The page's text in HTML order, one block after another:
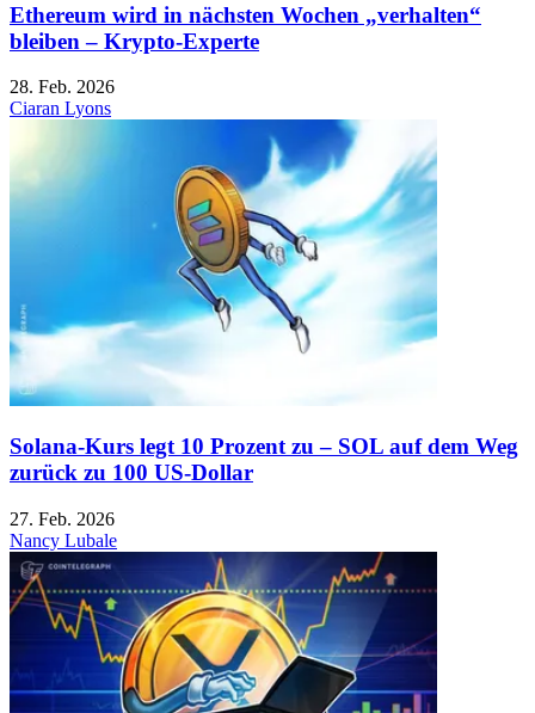
Ethereum wird in nächsten Wochen „verhalten“
bleiben – Krypto-Experte
28. Feb. 2026
Ciaran Lyons
Solana-Kurs legt 10 Prozent zu – SOL auf dem Weg
zurück zu 100 US-Dollar
27. Feb. 2026
Nancy Lubale